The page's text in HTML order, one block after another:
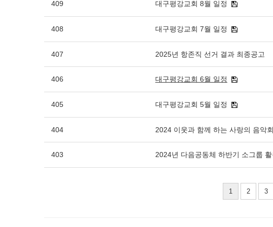
409 대구평강교회 8월 일정
408 대구평강교회 7월 일정
407 2025년 항존직 선거 결과 최종공고
406 대구평강교회 6월 일정
405 대구평강교회 5월 일정
404 2024 이웃과 함께 하는 사랑의 음악회
403 2024년 다음공동체 하반기 소그룹 활
1 2 3